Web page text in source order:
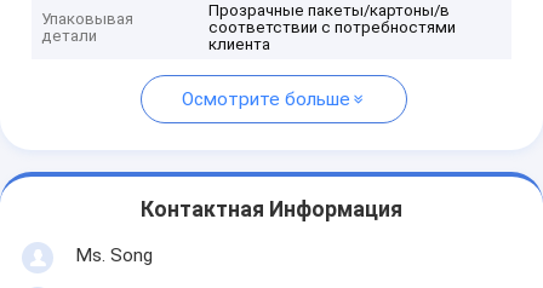
Упаковывая
детали
Прозрачные пакеты/картоны/в
соответствии с потребностями
клиента
Осмотрите больше
Контактная Информация
Ms. Song